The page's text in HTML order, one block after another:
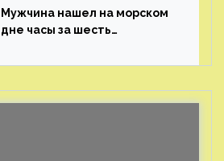
Мужчина нашел на морском
дне часы за шесть
с помощью пластиковых